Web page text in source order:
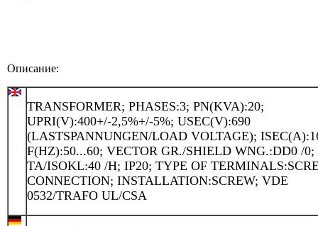
Описание:
TRANSFORMER; PHASES:3; PN(KVA):20;
UPRI(V):400+/-2,5%+/-5%; USEC(V):690
(LASTSPANNUNGEN/LOAD VOLTAGE);
F(HZ):50...60; VECTOR GR./SHIELD WNG.:DD0 /0;
TA/ISOKL:40 /H; IP20; TYPE OF
CONNECTION; INSTALLATION:SCREW; VDE
0532/TRAFO UL/CSA